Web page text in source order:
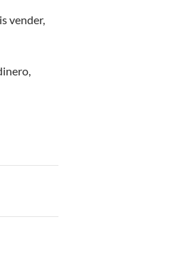
vender,